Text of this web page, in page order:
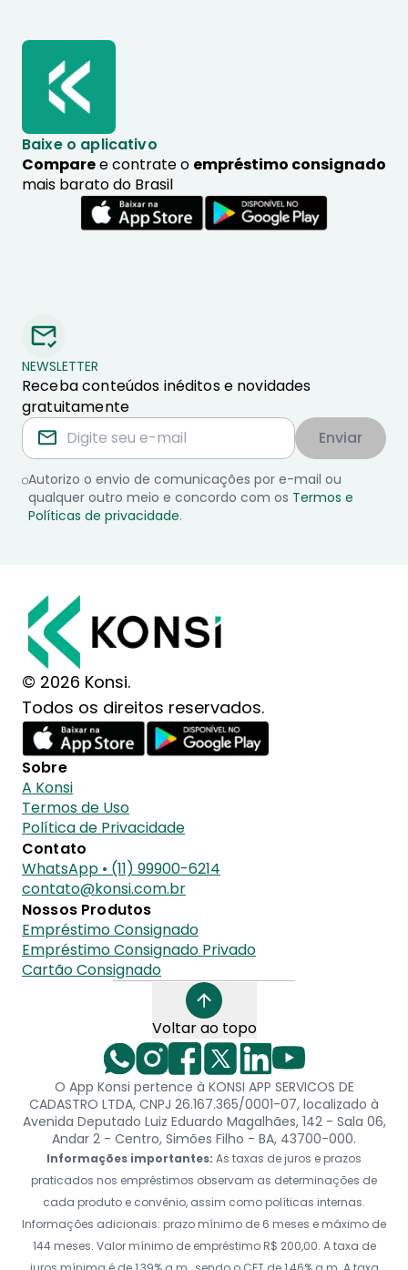
Baixe o aplicativo
Comparee contrate o empréstimo consignado
mais barato do Brasil
NEWSLETTER
Receba conteúdos inéditos e novidades
gratuitamente
Enviar
Autorizo o envio de comunicações por e-mail ou
qualquer outro meio e concordo com os Termos e
Políticas de privacidade.
© 2026 Konsi.
Todos os direitos reservados.
Sobre
A Konsi
Termos de Uso
Política de Privacidade
Contato
WhatsApp • (11) 99900-6214
contato@konsi.com.br
Nossos Produtos
Empréstimo Consignado
Empréstimo Consignado Privado
Cartão Consignado
Voltar ao topo
O App Konsi pertence à KONSI APP SERVICOS DE
CADASTRO LTDA, CNPJ 26.167.365/0001-07, localizado à
Avenida Deputado Luiz Eduardo Magalhães, 142 - Sala 06,
Andar 2 - Centro, Simões Filho - BA, 43700-000.
Informações importantes: As taxas de juros e prazos
praticados nos empréstimos observam as determinações de
cada produto e convênio, assim como políticas internas.
Informações adicionais: prazo mínimo de 6 meses e máximo de
144 meses. Valor mínimo de empréstimo R$ 200,00. A taxa de